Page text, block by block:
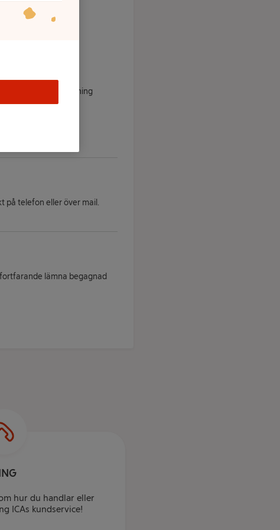
plattform för tvistlösning
www.arn.se
på telefon eller över mail.
lämna begagnad
hur du handlar eller
ICAs kundservice!